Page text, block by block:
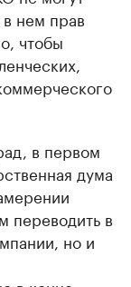
в нем прав
чтобы
в первом
дума
переводить в
но и